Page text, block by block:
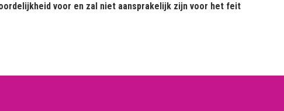
voor en zal niet aansprakelijk zijn voor het feit